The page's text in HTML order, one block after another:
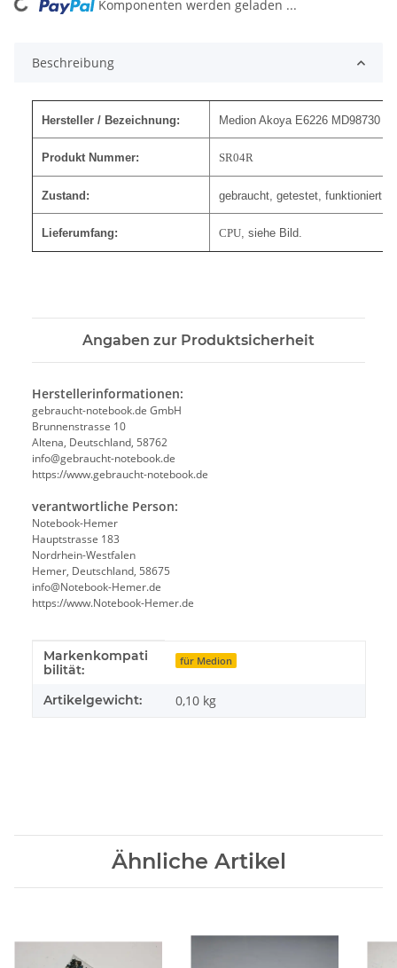
Komponenten werden geladen ...
Beschreibung
Hersteller / Bezeichnung: Medion Akoya E6226 MD98730
Produkt Nummer: SR04R
Zustand: gebraucht, getestet, funktioniert.
Lieferumfang: CPU, siehe Bild.
Angaben zur Produktsicherheit
Herstellerinformationen:
gebraucht-notebook.de GmbH
Brunnenstrasse 10
Altena, Deutschland, 58762
info@gebraucht-notebook.de
https://www.gebraucht-notebook.de
verantwortliche Person:
Notebook-Hemer
Hauptstrasse 183
Nordrhein-Westfalen
Hemer, Deutschland, 58675
info@Notebook-Hemer.de
https://www.Notebook-Hemer.de
Produkteigenschaft
Wert
Markenkompati
bilität:
für Medion
Artikelgewicht: 0,10 kg
Ähnliche Artikel